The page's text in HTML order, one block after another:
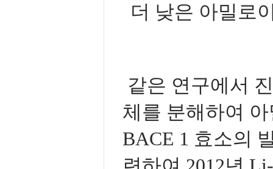
더 낮은 아밀로
같은 연구에서
체를 분해하여
BACE 1 효소의